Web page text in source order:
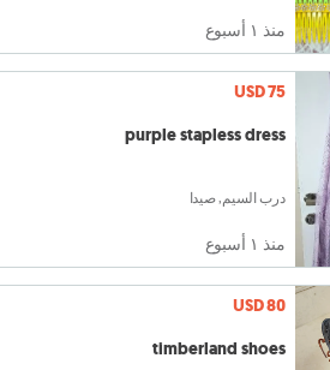
منذ ١ أسبوع
USD 75
purple stapless dress
درب السيم, صيدا
منذ ١ أسبوع
USD 80
timberland shoes